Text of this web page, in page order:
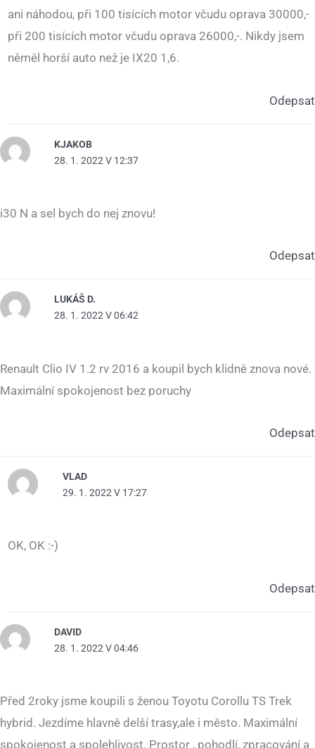
ani náhodou, při 100 tisících motor včudu oprava 30000,-
při 200 tisících motor včudu oprava 26000,-. Nikdy jsem
něměl horší auto než je IX20 1,6.
Odepsat
KJAKOB
28. 1. 2022 V 12:37
i30 N a sel bych do nej znovu!
Odepsat
LUKÁŠ D.
28. 1. 2022 V 06:42
Renault Clio IV 1.2 rv 2016 a koupil bych klidně znova nové.
Maximální spokojenost bez poruchy
Odepsat
VLAD
29. 1. 2022 V 17:27
OK, OK :-)
Odepsat
DAVID
28. 1. 2022 V 04:46
Před 2roky jsme koupili s ženou Toyotu Corollu TS Trek
hybrid. Jezdíme hlavně delší trasy,ale i město. Maximální
spokojenost a spolehlivost. Prostor , pohodlí, zpracování a